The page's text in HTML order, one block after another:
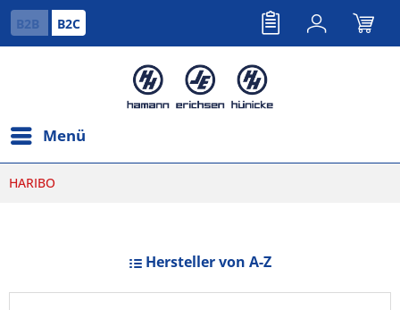
B2B B2C
Menü
HARIBO
Hersteller von A-Z